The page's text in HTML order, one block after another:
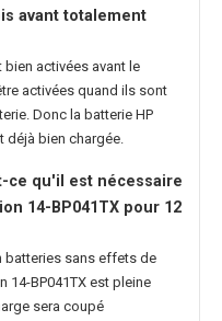
avant totalement
activées avant le
activées quand ils sont
Donc la batterie HP
déjà bien chargée.
ce qu'il est nécessaire
14-BP041TX pour 12
batteries sans effets de
14-BP041TX est pleine
sera coupé